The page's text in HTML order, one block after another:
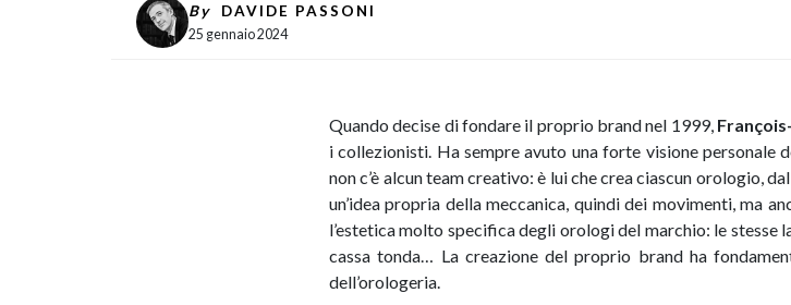
By DAVIDE PASSONI
25 gennaio 2024
Quando decise di fondare il proprio brand nel 1999,
i collezionisti. Ha sempre avuto una forte visione personale
non c’è alcun team creativo: è lui che crea ciascun orologio,
un’idea propria della meccanica, quindi dei movimenti, ma
l’estetica molto specifica degli orologi del marchio: le stesse
cassa tonda… La creazione del proprio brand ha
dell’orologeria.